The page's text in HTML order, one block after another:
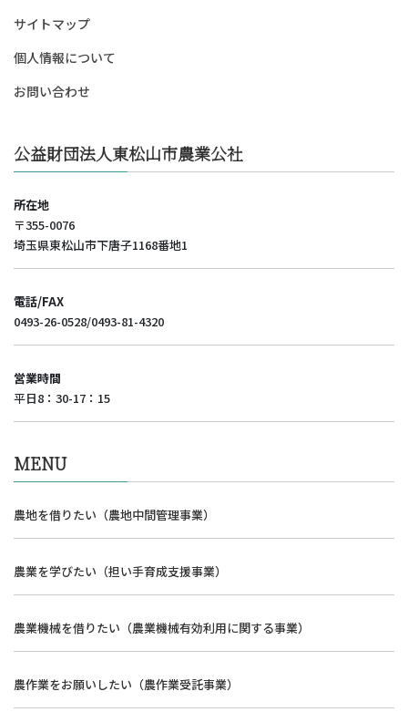
サイトマップ
個人情報について
お問い合わせ
公益財団法人東松山市農業公社
所在地
〒355-0076
埼玉県東松山市下唐子1168番地1
電話/FAX
0493-26-0528/0493-81-4320
営業時間
平日8：30-17：15
MENU
農地を借りたい（農地中間管理事業）
農業を学びたい（担い手育成支援事業）
農業機械を借りたい（農業機械有効利用に関する事業）
農作業をお願いしたい（農作業受託事業）